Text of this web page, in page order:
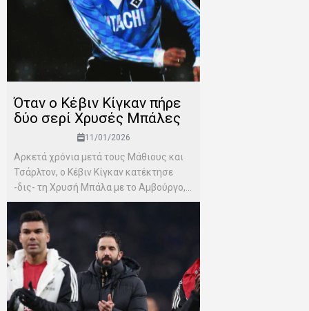
Όταν ο Κέβιν Κίγκαν πήρε
δύο σερί Χρυσές Μπάλες
11/01/2026
Αρκετά χρόνια μετά τους Μάθιους και
Τσάρλτον, ο Κέβιν Κίγκαν κατέκτησε
-δις- τη Χρυσή Μπάλα με το Αμβούργο,...